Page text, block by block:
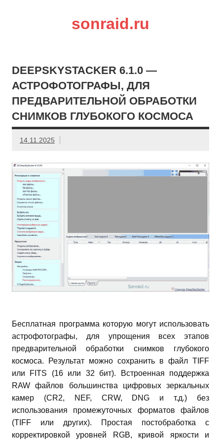
sonraid.ru
DEEPSKYSTACKER 6.1.0 —
АСТРОФОТОГРАФЫ, ДЛЯ
ПРЕДВАРИТЕЛЬНОЙ ОБРАБОТКИ
СНИМКОВ ГЛУБОКОГО КОСМОСА
14.11.2025
Бесплатная программа которую могут использовать
астрофотографы, для упрощения всех этапов
предварительной обработки снимков глубокого
космоса. Результат можно сохранить в файл TIFF
или FITS (16 или 32 бит). Встроенная поддержка
RAW файлов большинства цифровых зеркальных
камер (CR2, NEF, CRW, DNG и т.д.) без
использования промежуточных форматов файлов
(TIFF или других). Простая постобработка с
корректировкой уровней RGB, кривой яркости и